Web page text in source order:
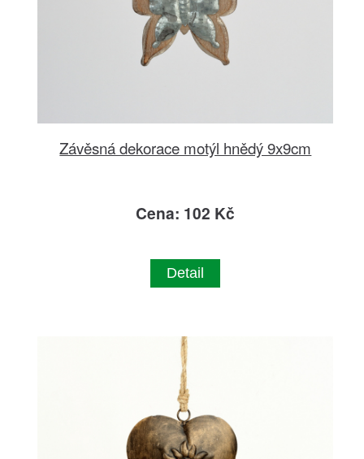
Závěsná dekorace motýl hnědý 9x9cm
Cena: 102 Kč
Detail